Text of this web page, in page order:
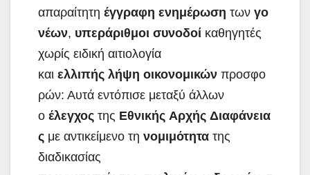
απαραίτητη έγγραφη ενημέρωση των γο
νέων, υπεράριθμοι συνοδοί καθηγητές
χωρίς ειδική αιτιολογία
και ελλιπής λήψη οικονομικών προσφο
ρών: Αυτά εντόπισε μεταξύ άλλων
ο έλεγχος της Εθνικής Αρχής Διαφάνεια
ς με αντικείμενο τη νομιμότητα της
διαδικασίας